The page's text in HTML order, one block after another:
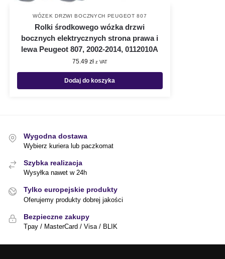
WÓZEK DRZWI BOCZNYCH PEUGEOT 807
Rolki środkowego wózka drzwi
bocznych elektrycznych strona prawa i
lewa Peugeot 807, 2002-2014, 0112010A
75.49 zł z VAT
Dodaj do koszyka
Wygodna dostawa
Wybierz kuriera lub paczkomat
Szybka realizacja
Wysyłka nawet w 24h
Tylko europejskie produkty
Oferujemy produkty dobrej jakości
Bezpieczne zakupy
Tpay / MasterCard / Visa / BLIK